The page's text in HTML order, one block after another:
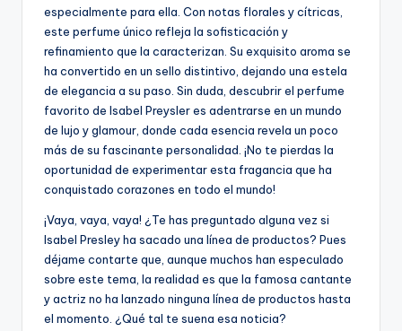
especialmente para ella. Con notas florales y cítricas,
este perfume único refleja la sofisticación y
refinamiento que la caracterizan. Su exquisito aroma se
ha convertido en un sello distintivo, dejando una estela
de elegancia a su paso. Sin duda, descubrir el perfume
favorito de Isabel Preysler es adentrarse en un mundo
de lujo y glamour, donde cada esencia revela un poco
más de su fascinante personalidad. ¡No te pierdas la
oportunidad de experimentar esta fragancia que ha
conquistado corazones en todo el mundo!
¡Vaya, vaya, vaya! ¿Te has preguntado alguna vez si
Isabel Presley ha sacado una línea de productos? Pues
déjame contarte que, aunque muchos han especulado
sobre este tema, la realidad es que la famosa cantante
y actriz no ha lanzado ninguna línea de productos hasta
el momento. ¿Qué tal te suena esa noticia?